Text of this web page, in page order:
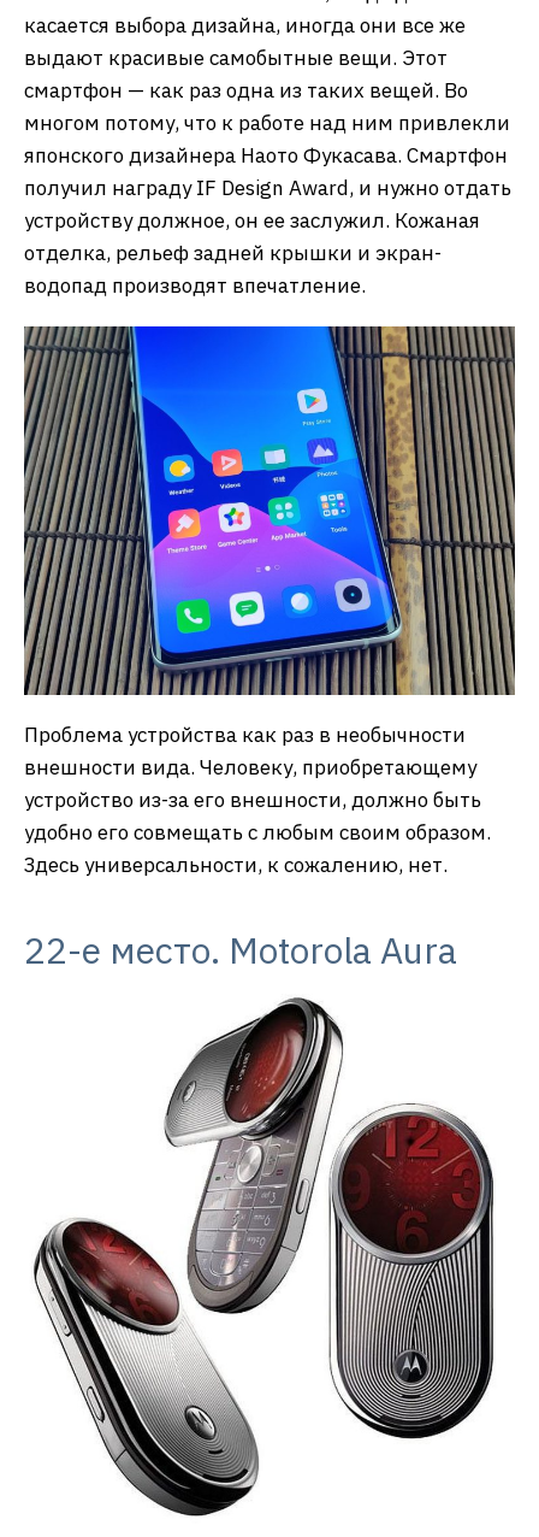
касается выбора дизайна, иногда они все же
выдают красивые самобытные вещи. Этот
смартфон — как раз одна из таких вещей. Во
многом потому, что к работе над ним привлекли
японского дизайнера Наото Фукасава. Смартфон
получил награду IF Design Award, и нужно отдать
устройству должное, он ее заслужил. Кожаная
отделка, рельеф задней крышки и экран-
водопад производят впечатление.
Проблема устройства как раз в необычности
внешности вида. Человеку, приобретающему
устройство из-за его внешности, должно быть
удобно его совмещать с любым своим образом.
Здесь универсальности, к сожалению, нет.
22-е место. Motorola Aura